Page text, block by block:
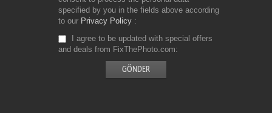
specified by you in the fields above according
to our Privacy Policy
I agree to be updated with special offers
and deals from FixThePhoto.com